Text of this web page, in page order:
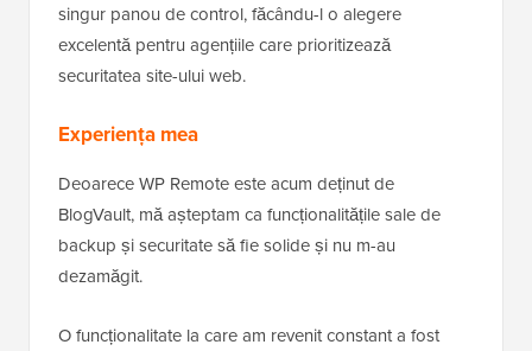
singur panou de control, făcându-l o alegere
excelentă pentru agențiile care prioritizează
securitatea site-ului web.
Experiența mea
Deoarece WP Remote este acum deținut de
BlogVault, mă așteptam ca funcționalitățile sale de
backup și securitate să fie solide și nu m-au
dezamăgit.
O funcționalitate la care am revenit constant a fost